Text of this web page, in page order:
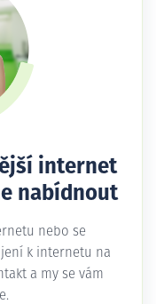
internet
nabídnout
nebo se
k internetu na
a my se vám